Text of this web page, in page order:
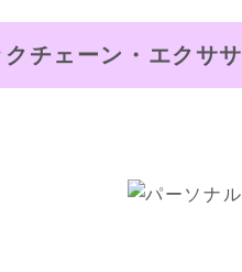
チェーン・エクサ